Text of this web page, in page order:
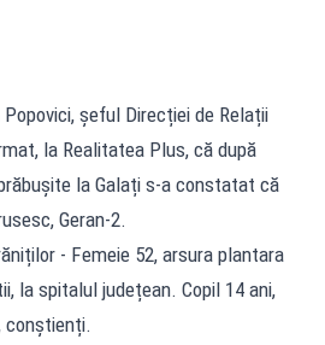
șeful Direcției de Relații
la Realitatea Plus, că după
la Galați s-a constatat că
Geran‑2.
- Femeie 52, arsura plantara
la spitalul județean. Copil 14 ani,
conștienți.